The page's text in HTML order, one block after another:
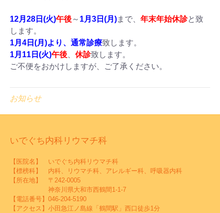
12月28日(火)午後～ 1月3日(月)まで、 年末年始休診と致
します。
1月4日(月)より、通常診療致します。
1月11日(火)午後 休診致します。
ご不便をおかけしますが、ご了承ください。
お知らせ
いでぐち内科リウマチ科
【医院名】 いでぐち内科リウマチ科
【標榜科】 内科、リウマチ科、アレルギー科、呼吸器内科
【所在地】 〒242-0005
神奈川県大和市西鶴間1-1-7
【電話番号】 046-204-5190
【アクセス】小田急江ノ島線「鶴間駅」西口徒歩1分